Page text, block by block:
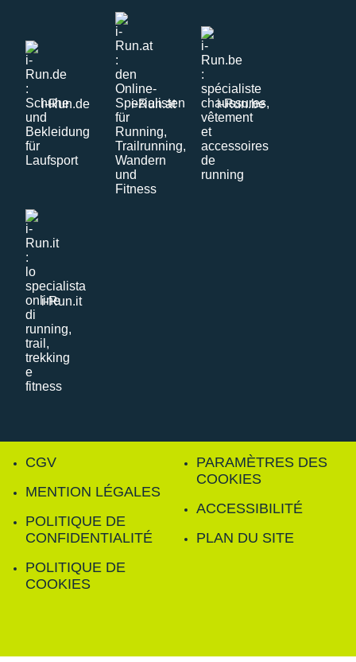
i-Run.de i-Run.at i-Run.be
i-Run.it
CGV
MENTION LÉGALES
POLITIQUE DE
CONFIDENTIALITÉ
POLITIQUE DE
COOKIES
PARAMÈTRES DES
COOKIES
ACCESSIBILITÉ
PLAN DU SITE